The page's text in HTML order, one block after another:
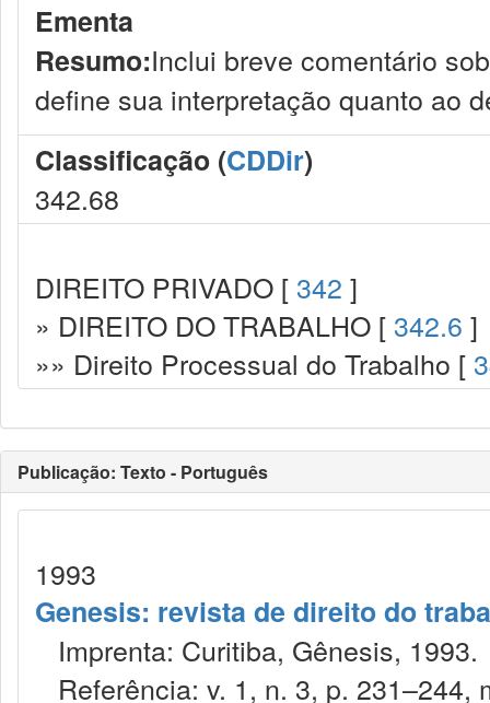
Ementa
Resumo:Inclui breve comentário
define sua interpretação quanto ao
Classificação (CDDir)
342.68
DIREITO PRIVADO [ 342 ]
» DIREITO DO TRABALHO [ 342.6 ]
»» Direito Processual do Trabalho [
Publicação: Texto - Português
1993
Genesis: revista de direito do
Imprenta: Curitiba, Gênesis, 1993.
Referência: v. 1, n. 3, p. 231–244,